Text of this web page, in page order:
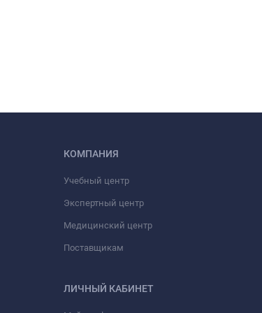
КОМПАНИЯ
Учебный центр
Экспертный центр
Медицинский центр
Поставщикам
ЛИЧНЫЙ КАБИНЕТ